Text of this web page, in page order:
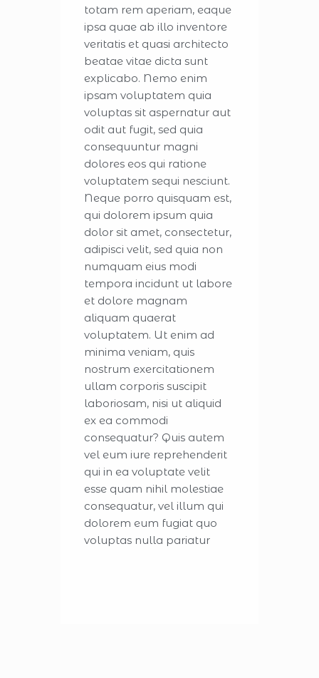
totam rem aperiam, eaque
ipsa quae ab illo inventore
veritatis et quasi architecto
beatae vitae dicta sunt
explicabo. Nemo enim
ipsam voluptatem quia
voluptas sit aspernatur aut
odit aut fugit, sed quia
consequuntur magni
dolores eos qui ratione
voluptatem sequi nesciunt.
Neque porro quisquam est,
qui dolorem ipsum quia
dolor sit amet, consectetur,
adipisci velit, sed quia non
numquam eius modi
tempora incidunt ut labore
et dolore magnam
aliquam quaerat
voluptatem. Ut enim ad
minima veniam, quis
nostrum exercitationem
ullam corporis suscipit
laboriosam, nisi ut aliquid
ex ea commodi
consequatur? Quis autem
vel eum iure reprehenderit
qui in ea voluptate velit
esse quam nihil molestiae
consequatur, vel illum qui
dolorem eum fugiat quo
voluptas nulla pariatur